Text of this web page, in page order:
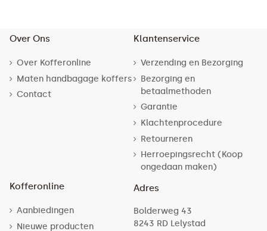
Over Ons
Over Kofferonline
Maten handbagage koffers
Contact
Klantenservice
Verzending en Bezorging
Bezorging en
betaalmethoden
Garantie
Klachtenprocedure
Retourneren
Herroepingsrecht (Koop
ongedaan maken)
Kofferonline
Aanbiedingen
Nieuwe producten
Adres
Bolderweg 43
8243 RD Lelystad